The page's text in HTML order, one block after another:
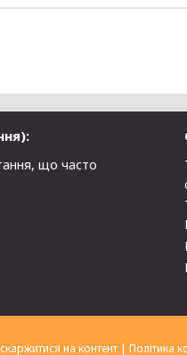
що часто
на контент | Політика